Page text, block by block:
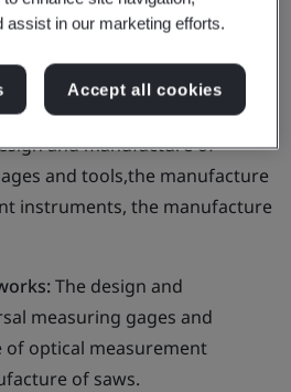
(Suzhou)
Limited
and manufacture of
and tools,the manufacture
instruments, the manufacture
The design and
measuring gages and
optical measurement
of saws.
assist in our marketing efforts.
Accept all cookies